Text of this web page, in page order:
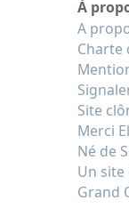
À
A
Charte
Site
Merci
Né de
Un
Grand